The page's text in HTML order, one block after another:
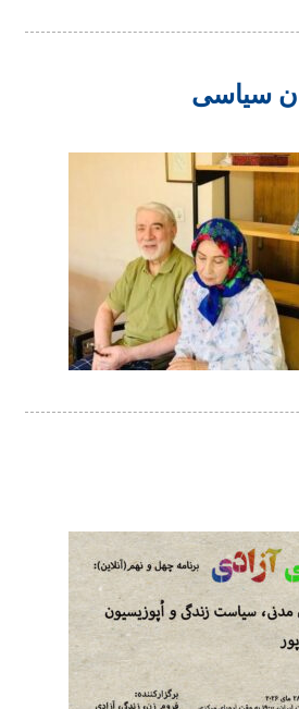
سیاسی